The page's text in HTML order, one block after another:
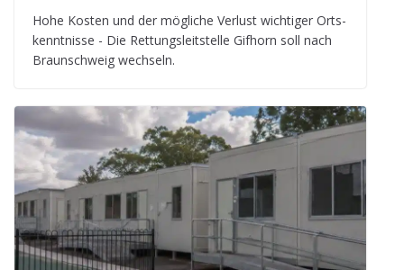
Hohe Kos­ten und der mög­li­che Ver­lust wich­ti­ger Orts­
kennt­nisse - Die Ret­tungs­leit­stelle Gif­horn soll nach
Braun­schweig wechseln.